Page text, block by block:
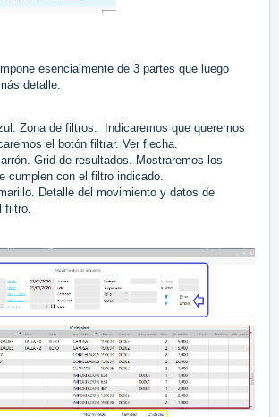
esencialmente de 3 partes que luego
detalle.
Zona de filtros. Indicaremos que queremos
el botón filtrar. Ver flecha.
Grid de resultados. Mostraremos los
cumplen con el filtro indicado.
Detalle del movimiento y datos de
filtro.